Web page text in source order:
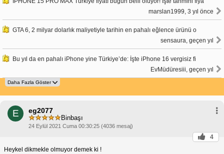
marslan1999, 3 yıl önce
GTA 6, 2 milyar dolarlık maliyetiyle tarihin en pahalı eğlence ürünü o
sensaura, geçen yıl
Bu yıl da en pahalı iPhone yine Türkiye’de: İşte iPhone 16 vergisiz fi
EvMüdüresiii, geçen yıl
E eg2077
Binbaşı
24 Eylül 2021 Cuma 00:30:25 (4036 mesaj)
4
Heykel dikmekle olmuyor demek ki !